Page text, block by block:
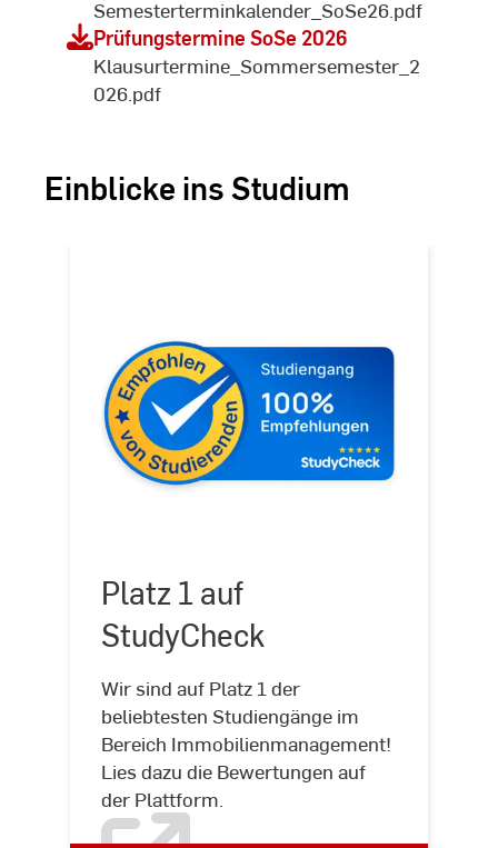
Semesterterminkalender_SoSe26.pdf
Prüfungstermine SoSe 2026
Klausurtermine_Sommersemester_2
026.pdf
Einblicke ins Studium
Platz 1 auf
StudyCheck
Wir sind auf Platz 1 der
beliebtesten Studiengänge im
Bereich Immobilienmanagement!
Lies dazu die Bewertungen auf
der Plattform.
StudyCheck